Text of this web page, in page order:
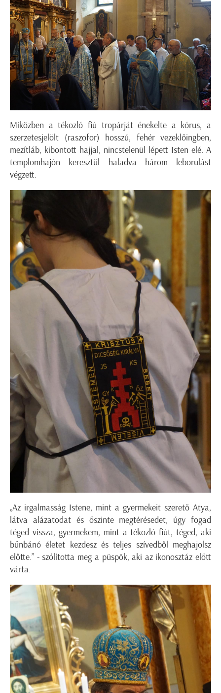
Miközben a tékozló fiú tropárját énekelte a kórus, a
szerzetesjelölt (raszofor) hosszú, fehér vezeklőingben,
mezítláb, kibontott hajjal, nincstelenül lépett Isten elé. A
templomhajón keresztül haladva három leborulást
végzett.
„Az irgalmasság Istene, mint a gyermekeit szerető Atya,
látva alázatodat és őszinte megtérésedet, úgy fogad
téged vissza, gyermekem, mint a tékozló fiút, téged, aki
bűnbánó életet kezdesz és teljes szívedből meghajolsz
előtte.” - szólította meg a püspök, aki az ikonosztáz előtt
várta.